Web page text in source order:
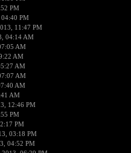
PM
PM
11:47 PM
04:14 AM
AM
AM
AM
AM
AM
AM
12:46 PM
PM
PM
03:18 PM
04:52 PM